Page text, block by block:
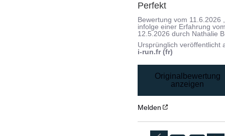
Perfekt
Bewertung vom 11.6.2026 ,
infolge einer Erfahrung
12.5.2026 durch Nathalie
Ursprünglich veröffentlicht
i-run.fr (fr)
Originalbewertung
anzeigen
Melden